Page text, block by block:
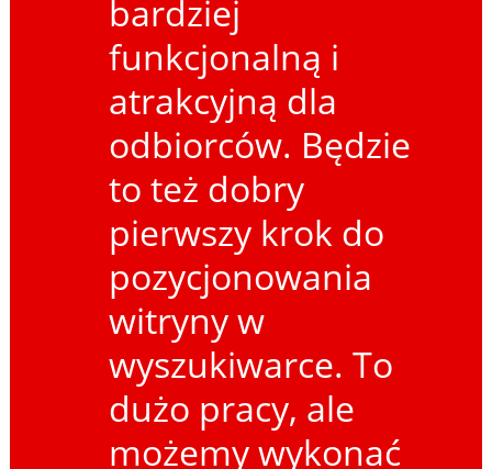
bardziej
funkcjonalną i
atrakcyjną dla
odbiorców. Będzie
to też dobry
pierwszy krok do
pozycjonowania
witryny w
wyszukiwarce. To
dużo pracy, ale
możemy wykonać